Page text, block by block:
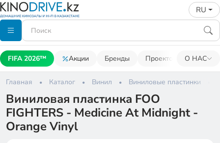
RU
FIFA 2026™ Акции Бренды Проекторы О НАС
Главная Каталог Винил Виниловые пластинки
Виниловая пластинка FOO
FIGHTERS - Medicine At Midnight -
Orange Vinyl